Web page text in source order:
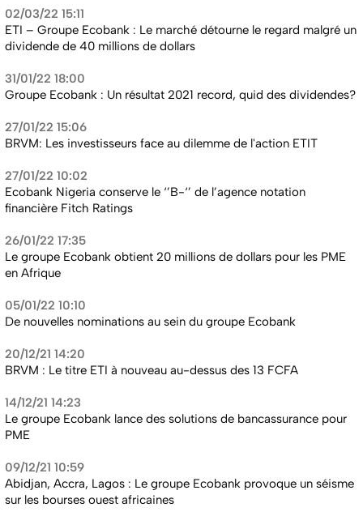
02/03/22 15:11
ETI – Groupe Ecobank : Le marché détourne le regard malgré un
dividende de 40 millions de dollars
31/01/22 18:00
Groupe Ecobank : Un résultat 2021 record, quid des dividendes?
27/01/22 15:06
BRVM: Les investisseurs face au dilemme de l'action ETIT
27/01/22 10:02
Ecobank Nigeria conserve le ‘’B-‘’ de l’agence notation
financière Fitch Ratings
26/01/22 17:35
Le groupe Ecobank obtient 20 millions de dollars pour les PME
en Afrique
05/01/22 10:10
De nouvelles nominations au sein du groupe Ecobank
20/12/21 14:20
BRVM : Le titre ETI à nouveau au-dessus des 13 FCFA
14/12/21 14:23
Le groupe Ecobank lance des solutions de bancassurance pour
PME
09/12/21 10:59
Abidjan, Accra, Lagos : Le groupe Ecobank provoque un séisme
sur les bourses ouest africaines